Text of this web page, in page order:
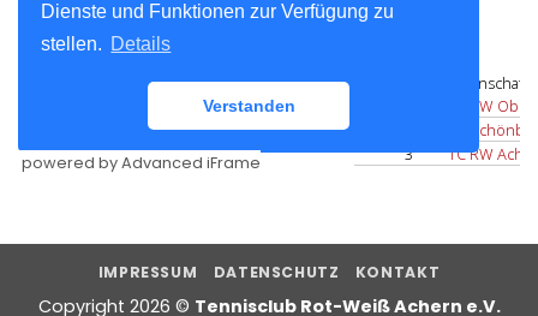
powered by Advanced iFrame
IMPRESSUM DATENSCHUTZ KONTAKT
Copyright 2026 © Tennisclub Rot-Weiß Achern e.V.